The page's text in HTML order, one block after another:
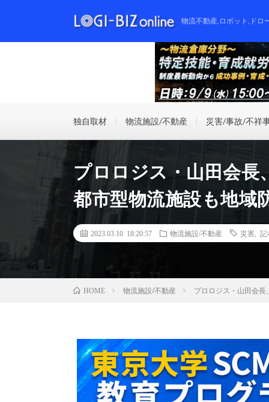
物流不動産,ロボット,ドロ
独自取材 物流施設/不動産 災害/事故/不祥
プロロジス・山田会長
都市型物流施設も地域
2023.03.10 18:20:57 物流施設/不動産 災害 記
HOME 物流施設/不動産 プロロジス・山田会